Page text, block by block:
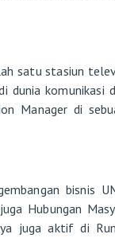
satu stasiun
dunia komunikasi
Manager di
bisnis
Hubungan
juga aktif di